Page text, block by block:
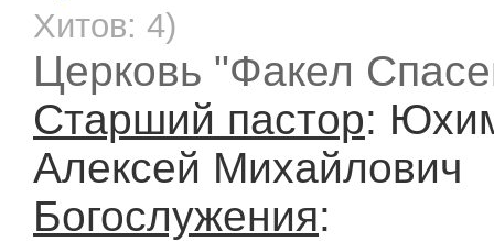
Хитов: 4)
Церковь "Факел
Старший пастор:
Алексей Михайлович
Богослужения: